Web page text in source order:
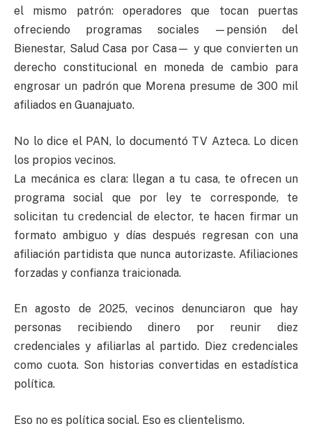
el mismo patrón: operadores que tocan puertas
ofreciendo programas sociales —pensión del
Bienestar, Salud Casa por Casa— y que convierten un
derecho constitucional en moneda de cambio para
engrosar un padrón que Morena presume de 300 mil
afiliados en Guanajuato.
No lo dice el PAN, lo documentó TV Azteca. Lo dicen
los propios vecinos.
La mecánica es clara: llegan a tu casa, te ofrecen un
programa social que por ley te corresponde, te
solicitan tu credencial de elector, te hacen firmar un
formato ambiguo y días después regresan con una
afiliación partidista que nunca autorizaste. Afiliaciones
forzadas y confianza traicionada.
En agosto de 2025, vecinos denunciaron que hay
personas recibiendo dinero por reunir diez
credenciales y afiliarlas al partido. Diez credenciales
como cuota. Son historias convertidas en estadística
política.
Eso no es política social. Eso es clientelismo.